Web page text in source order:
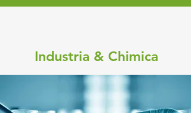
Industria & Chimica